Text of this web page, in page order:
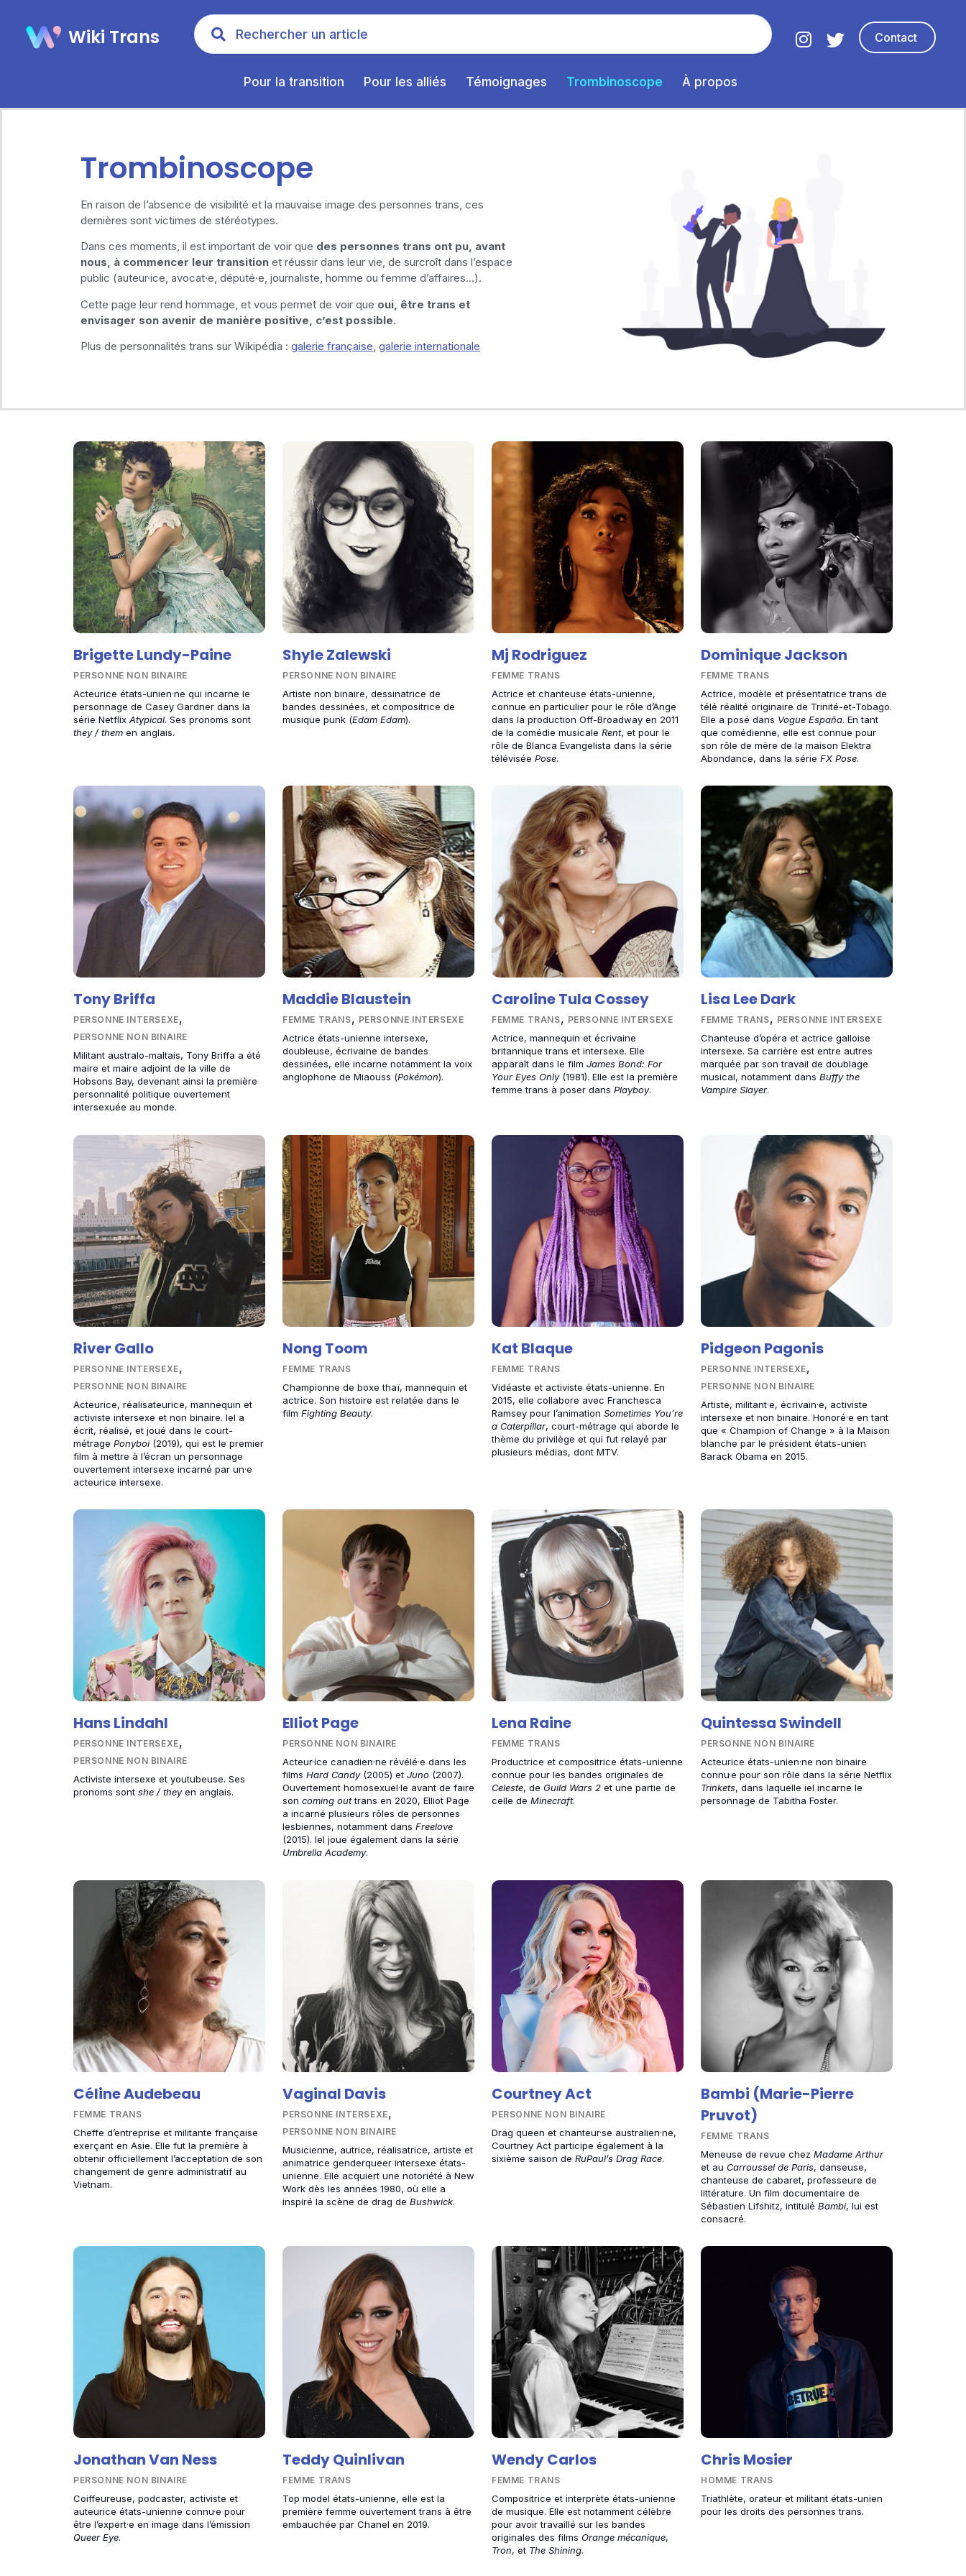
Wiki Trans Contact
Pour la transition Pour les alliés Témoignages Trombinoscope À propos
Trombinoscope
En raison de l’absence de visibilité et la mauvaise image des personnes trans, ces
dernières sont victimes de stéréotypes.
Dans ces moments, il est important de voir que des personnes trans ont pu, avant
nous, à commencer leur transition et réussir dans leur vie, de surcroît dans l’espace
public (auteur·ice, avocat·e, député·e, journaliste, homme ou femme d’affaires…).
Cette page leur rend hommage, et vous permet de voir que oui, être trans et
envisager son avenir de manière positive, c’est possible.
Plus de personnalités trans sur Wikipédia : galerie française, galerie internationale
Brigette Lundy-Paine
PERSONNE NON BINAIRE
Acteurice états-unien·ne qui incarne le
personnage de Casey Gardner dans la
série Netflix Atypical. Ses pronoms sont
they / them en anglais.
Shyle Zalewski
PERSONNE NON BINAIRE
Artiste non binaire, dessinatrice de
bandes dessinées, et compositrice de
musique punk (Edam Edam).
Mj Rodriguez
FEMME TRANS
Actrice et chanteuse états-unienne,
connue en particulier pour le rôle d’Ange
dans la production Off-Broadway en 2011
de la comédie musicale Rent, et pour le
rôle de Blanca Evangelista dans la série
télévisée Pose.
Dominique Jackson
FEMME TRANS
Actrice, modèle et présentatrice trans de
télé réalité originaire de Trinité-et-Tobago.
Elle a posé dans Vogue España. En tant
que comédienne, elle est connue pour
son rôle de mère de la maison Elektra
Abondance, dans la série FX Pose.
Tony Briffa
PERSONNE INTERSEXE,
PERSONNE NON BINAIRE
Militant australo-maltais, Tony Briffa a été
maire et maire adjoint de la ville de
Hobsons Bay, devenant ainsi la première
personnalité politique ouvertement
intersexuée au monde.
Maddie Blaustein
FEMME TRANS, PERSONNE INTERSEXE
Actrice états-unienne intersexe,
doubleuse, écrivaine de bandes
dessinées, elle incarne notamment la voix
anglophone de Miaouss (Pokémon).
Caroline Tula Cossey
FEMME TRANS, PERSONNE INTERSEXE
Actrice, mannequin et écrivaine
britannique trans et intersexe. Elle
apparaît dans le film James Bond: For
Your Eyes Only(1981). Elle est la première
femme trans à poser dans Playboy.
Lisa Lee Dark
FEMME TRANS, PERSONNE INTERSEXE
Chanteuse d’opéra et actrice galloise
intersexe. Sa carrière est entre autres
marquée par son travail de doublage
musical, notamment dans Buffy the
Vampire Slayer.
River Gallo
PERSONNE INTERSEXE,
PERSONNE NON BINAIRE
Acteurice, réalisateurice, mannequin et
activiste intersexe et non binaire. Iel a
écrit, réalisé, et joué dans le court-
métrage Ponyboi(2019), qui est le premier
film à mettre à l’écran un personnage
ouvertement intersexe incarné par un·e
acteurice intersexe.
Nong Toom
FEMME TRANS
Championne de boxe thaï, mannequin et
actrice. Son histoire est relatée dans le
film Fighting Beauty.
Kat Blaque
FEMME TRANS
Vidéaste et activiste états-unienne. En
2015, elle collabore avec Franchesca
Ramsey pour l’animation Sometimes You’re
a Caterpillar, court-métrage qui aborde le
thème du privilège et qui fut relayé par
plusieurs médias, dont MTV.
Pidgeon Pagonis
PERSONNE INTERSEXE,
PERSONNE NON BINAIRE
Artiste, militant·e, écrivain·e, activiste
intersexe et non binaire. Honoré·e en tant
que « Champion of Change » à la Maison
blanche par le président états-unien
Barack Obama en 2015.
Hans Lindahl
PERSONNE INTERSEXE,
PERSONNE NON BINAIRE
Activiste intersexe et youtubeuse. Ses
pronoms sont she / theyen anglais.
Elliot Page
PERSONNE NON BINAIRE
Acteur·ice canadien·ne révélé·e dans les
films Hard Candy(2005) et Juno (2007).
Ouvertement homosexuel·le avant de faire
son coming outtrans en 2020, Elliot Page
a incarné plusieurs rôles de personnes
lesbiennes, notamment dans Freelove
(2015). Iel joue également dans la série
Umbrella Academy.
Lena Raine
FEMME TRANS
Productrice et compositrice états-unienne
connue pour les bandes originales de
Celeste, de Guild Wars 2 et une partie de
celle de Minecraft.
Quintessa Swindell
PERSONNE NON BINAIRE
Acteurice états-unien·ne non binaire
connu·e pour son rôle dans la série Netflix
Trinkets, dans laquelle iel incarne le
personnage de Tabitha Foster.
Céline Audebeau
FEMME TRANS
Cheffe d’entreprise et militante française
exerçant en Asie. Elle fut la première à
obtenir officiellement l’acceptation de son
changement de genre administratif au
Vietnam.
Vaginal Davis
PERSONNE INTERSEXE,
PERSONNE NON BINAIRE
Musicienne, autrice, réalisatrice, artiste et
animatrice genderqueer intersexe états-
unienne. Elle acquiert une notoriété à New
Work dès les années 1980, où elle a
inspiré la scène de drag de Bushwick.
Courtney Act
PERSONNE NON BINAIRE
Drag queen et chanteur·se australien·ne,
Courtney Act participe également à la
sixième saison de RuPaul’s Drag Race.
Bambi (Marie-Pierre
Pruvot)
FEMME TRANS
Meneuse de revue chez Madame Arthur
et au Carroussel de Paris, danseuse,
chanteuse de cabaret, professeure de
littérature. Un film documentaire de
Sébastien Lifshitz, intitulé Bambi, lui est
consacré.
Jonathan Van Ness
PERSONNE NON BINAIRE
Coiffeureuse, podcaster, activiste et
auteurice états-unienne connu·e pour
être l’expert·e en image dans l’émission
Queer Eye.
Teddy Quinlivan
FEMME TRANS
Top model états-unienne, elle est la
première femme ouvertement trans à être
embauchée par Chanel en 2019.
Wendy Carlos
FEMME TRANS
Compositrice et interprète états-unienne
de musique. Elle est notamment célèbre
pour avoir travaillé sur les bandes
originales des films Orange mécanique,
Tron, et The Shining.
Chris Mosier
HOMME TRANS
Triathlète, orateur et militant états-unien
pour les droits des personnes trans.